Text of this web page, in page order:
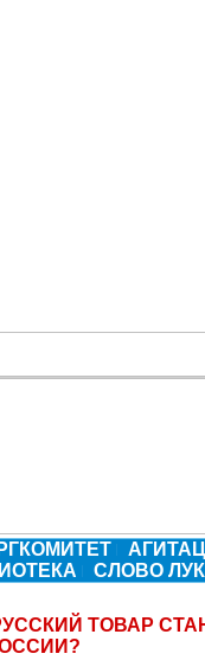
СЛОВО
ТОВАР